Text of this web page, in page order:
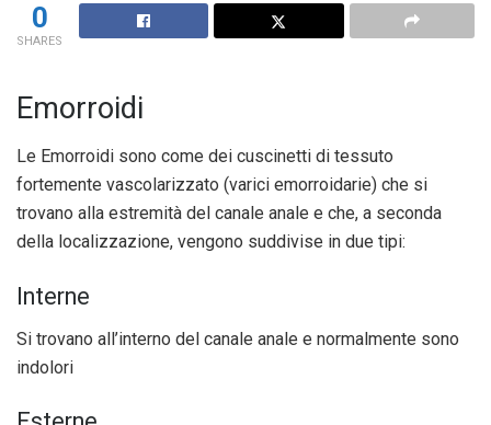
0
SHARES
Emorroidi
Le Emorroidi sono come dei cuscinetti di tessuto
fortemente vascolarizzato (varici emorroidarie) che si
trovano alla estremità del canale anale e che, a seconda
della localizzazione, vengono suddivise in due tipi:
Interne
Si trovano all’interno del canale anale e normalmente sono
indolori